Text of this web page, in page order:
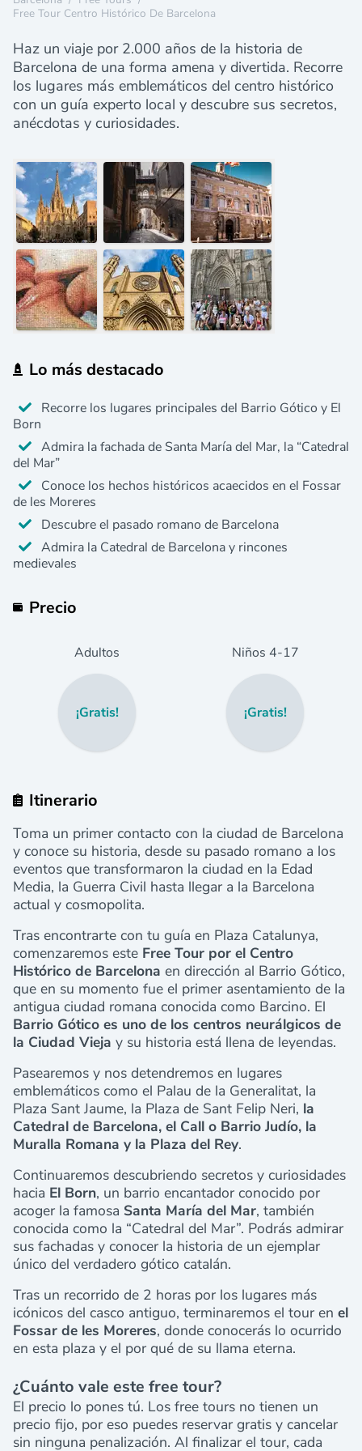
Free Tour Centro Histórico De Barcelona
Haz un viaje por 2.000 años de la historia de
Barcelona de una forma amena y divertida. Recorre
los lugares más emblemáticos del centro histórico
con un guía experto local y descubre sus secretos,
anécdotas y curiosidades.
Lo más destacado
Recorre los lugares principales del Barrio Gótico y El
Born
Admira la fachada de Santa María del Mar, la “Catedral
del Mar”
Conoce los hechos históricos acaecidos en el Fossar
de les Moreres
Descubre el pasado romano de Barcelona
Admira la Catedral de Barcelona y rincones
medievales
Precio
Adultos
¡Gratis!
Niños 4-17
¡Gratis!
Itinerario
Toma un primer contacto con la ciudad de Barcelona
y conoce su historia, desde su pasado romano a los
eventos que transformaron la ciudad en la Edad
Media, la Guerra Civil hasta llegar a la Barcelona
actual y cosmopolita.
Tras encontrarte con tu guía en Plaza Catalunya,
comenzaremos este Free Tour por el Centro
Histórico de Barcelona en dirección al Barrio Gótico,
que en su momento fue el primer asentamiento de la
antigua ciudad romana conocida como Barcino. El
Barrio Gótico es uno de los centros neurálgicos de
la Ciudad Vieja y su historia está llena de leyendas.
Pasearemos y nos detendremos en lugares
emblemáticos como el Palau de la Generalitat, la
Plaza Sant Jaume, la Plaza de Sant Felip Neri, la
Catedral de Barcelona, el Call o Barrio Judío, la
Muralla Romana y la Plaza del Rey.
Continuaremos descubriendo secretos y curiosidades
hacia El Born, un barrio encantador conocido por
acoger la famosa Santa María del Mar, también
conocida como la “Catedral del Mar”. Podrás admirar
sus fachadas y conocer la historia de un ejemplar
único del verdadero gótico catalán.
Tras un recorrido de 2 horas por los lugares más
icónicos del casco antiguo, terminaremos el tour en el
Fossar de les Moreres, donde conocerás lo ocurrido
en esta plaza y el por qué de su llama eterna.
¿Cuánto vale este free tour?
El precio lo pones tú. Los free tours no tienen un
precio fijo, por eso puedes reservar gratis y cancelar
sin ninguna penalización. Al finalizar el tour, cada